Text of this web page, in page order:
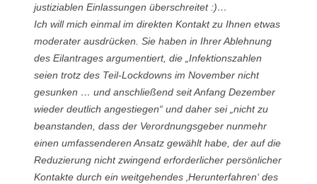
justiziablen Einlassungen überschreitet :)…
Ich will mich einmal im direkten Kontakt zu Ihnen etwas
moderater ausdrücken. Sie haben in Ihrer Ablehnung
des Eilantrages argumentiert, die „Infektionszahlen
seien trotz des Teil-Lockdowns im November nicht
gesunken … und anschließend seit Anfang Dezember
wieder deutlich angestiegen“ und daher sei „nicht zu
beanstanden, dass der Verordnungsgeber nunmehr
einen umfassenderen Ansatz gewählt habe, der auf die
Reduzierung nicht zwingend erforderlicher persönlicher
Kontakte durch ein weitgehendes ‚Herunterfahren‘ des